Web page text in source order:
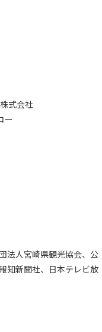
式会社
ー
法人宮崎県観光協会、公
知新聞社、日本テレビ放